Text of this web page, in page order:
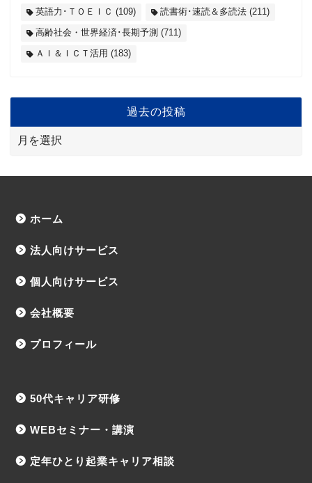
英語力･ＴＯＥＩＣ (109) 読書術･速読＆多読法 (211)
高齢社会・世界経済･長期予測 (711)
ＡＩ＆ＩＣＴ活用 (183)
過去の投稿
ホーム
法人向けサービス
個人向けサービス
会社概要
プロフィール
50代キャリア研修
WEBセミナー・講演
定年ひとり起業キャリア相談